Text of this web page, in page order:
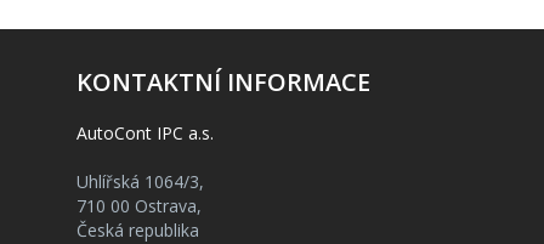
KONTAKTNÍ INFORMACE
AutoCont IPC a.s.
Uhlířská 1064/3,
710 00 Ostrava,
Česká republika